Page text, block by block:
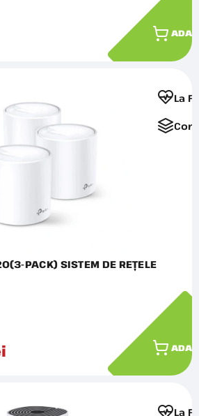
La
PACK) SISTEM DE REȚELE
La